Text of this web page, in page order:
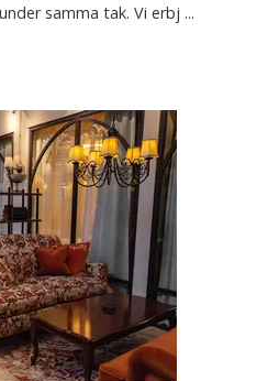
samma tak. Vi erbj ...